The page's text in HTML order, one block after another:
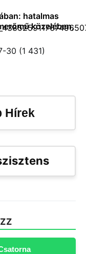
hatalmas
közelében,
30 (1 431)
Hírek